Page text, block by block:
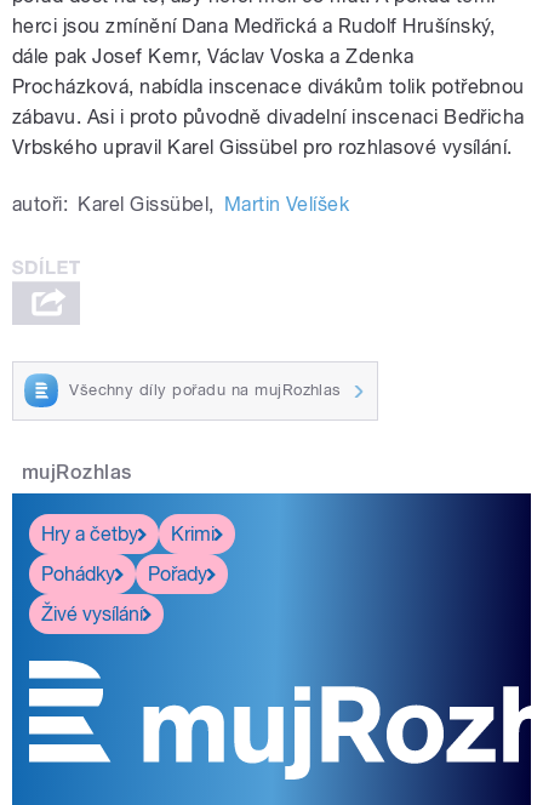
herci jsou zmínění Dana Medřická a Rudolf Hrušínský,
dále pak Josef Kemr, Václav Voska a Zdenka
Procházková, nabídla inscenace divákům tolik potřebnou
zábavu. Asi i proto původně divadelní inscenaci Bedřicha
Vrbského upravil Karel Gissübel pro rozhlasové vysílání.
autoři: Karel Gissübel, Martin Velíšek
Všechny díly pořadu na mujRozhlas
mujRozhlas
Hry a četby
Krimi
Pohádky
Pořady
Živé vysílání